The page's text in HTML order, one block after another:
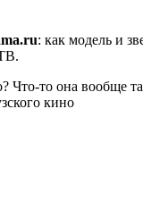
: как модель и
Что-то она вообще
кино